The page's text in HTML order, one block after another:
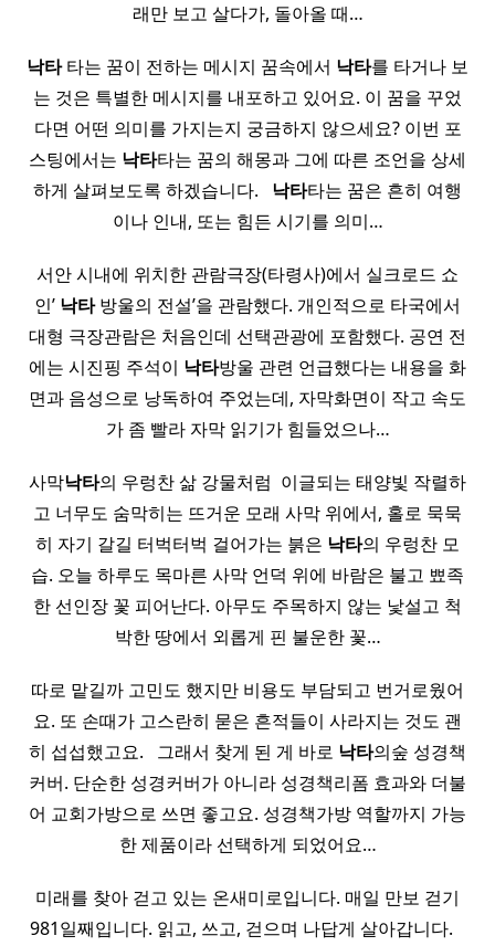
래만 보고 살다가, 돌아올 때…
낙타타는 꿈이 전하는 메시지 꿈속에서 낙타를 타거나 보
는 것은 특별한 메시지를 내포하고 있어요. 이 꿈을 꾸었
다면 어떤 의미를 가지는지 궁금하지 않으세요? 이번 포
스팅에서는 낙타타는 꿈의 해몽과 그에 따른 조언을 상세
하게 살펴보도록 하겠습니다. ​ ​ 낙타타는 꿈은 흔히 여행
이나 인내, 또는 힘든 시기를 의미…
서안 시내에 위치한 관람극장(타령사)에서 실크로드 쇼
인’ 낙타방울의 전설’을 관람했다. 개인적으로 타국에서
대형 극장관람은 처음인데 선택관광에 포함했다. 공연 전
에는 시진핑 주석이 낙타방울 관련 언급했다는 내용을 화
면과 음성으로 낭독하여 주었는데, 자막화면이 작고 속도
가 좀 빨라 자막 읽기가 힘들었으나…
사막낙타의 우렁찬 삶 강물처럼 ​ 이글되는 태양빛 작렬하
고 너무도 숨막히는 뜨거운 모래 사막 위에서, 홀로 묵묵
히 자기 갈길 터벅터벅 걸어가는 붉은 낙타의 우렁찬 모
습. 오늘 하루도 목마른 사막 언덕 위에 바람은 불고 뾰족
한 선인장 꽃 피어난다. 아무도 주목하지 않는 낯설고 척
박한 땅에서 외롭게 핀 불운한 꽃…
따로 맡길까 고민도 했지만 비용도 부담되고 번거로웠어
요. 또 손때가 고스란히 묻은 흔적들이 사라지는 것도 괜
히 섭섭했고요. ​ ​ 그래서 찾게 된 게 바로 낙타의숲 성경책
커버. 단순한 성경커버가 아니라 성경책리폼 효과와 더불
어 교회가방으로 쓰면 좋고요. 성경책가방 역할까지 가능
한 제품이라 선택하게 되었어요…
미래를 찾아 걷고 있는 온새미로입니다. 매일 만보 걷기
981일째입니다. 읽고, 쓰고, 걷으며 나답게 살아갑니다. ​ ​ ​